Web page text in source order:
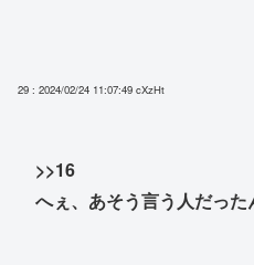
29 : 2024/02/24 11:07:49 cXzHt
>>16
へぇ、あそう言う人だっ